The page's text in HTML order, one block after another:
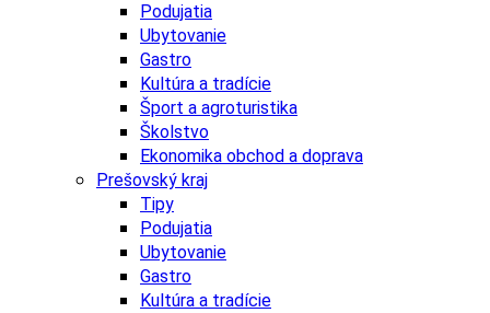
Podujatia
Ubytovanie
Gastro
Kultúra a tradície
Šport a agroturistika
Školstvo
Ekonomika obchod a doprava
Prešovský kraj
Tipy
Podujatia
Ubytovanie
Gastro
Kultúra a tradície